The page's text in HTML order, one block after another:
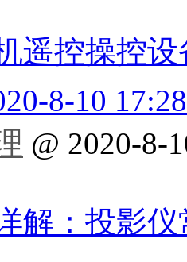
遥控操控设
8-10 17:28
@ 2020-8-
解：投影